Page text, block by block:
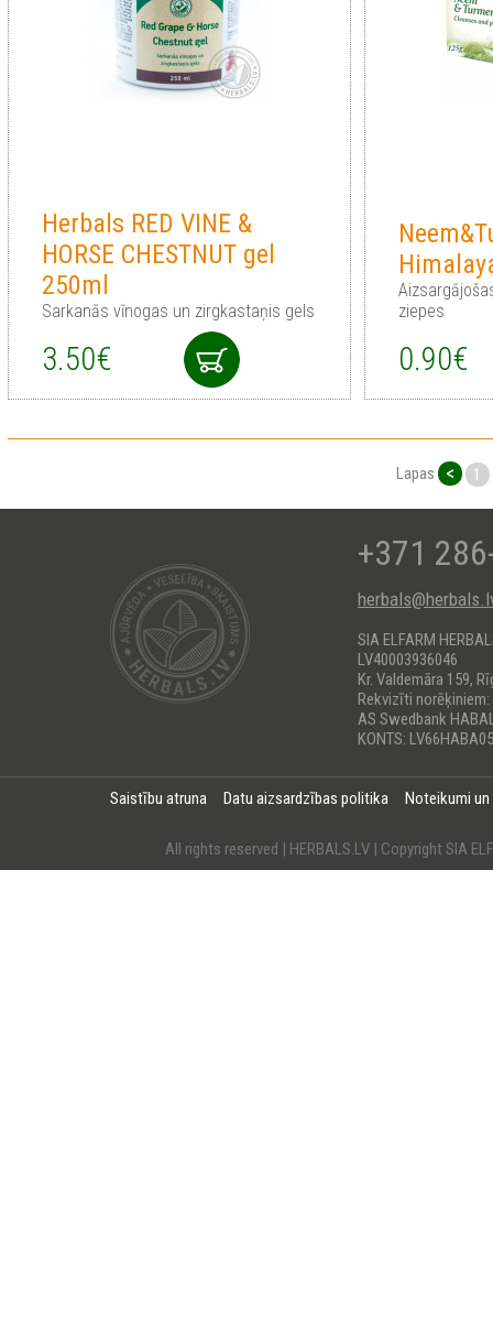
Herbals RED VINE &
HORSE CHESTNUT gel
250ml
Sarkanās vīnogas un zirgkastaņis gels
3.50€
ziepes
0.90€
Lapas < 1
+371
SIA ELFARM
LV40003936046
Kr. Valdemāra 159,
Rekvizīti norēķiniem:
AS Swedbank
KONTS:
Saistību atruna Datu aizsardzības politika Noteikumi
All rights reserved | HERBALS.LV | Copyright SIA